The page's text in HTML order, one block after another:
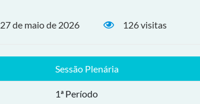
27 de maio de 2026 126 visitas
Sessão Plenária
1ª Período